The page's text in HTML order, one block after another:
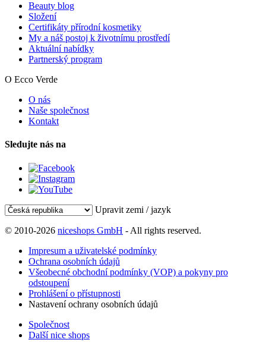
Beauty blog
Složení
Certifikáty přírodní kosmetiky
My a náš postoj k životnímu prostředí
Aktuální nabídky
Partnerský program
O Ecco Verde
O nás
Naše společnost
Kontakt
Sledujte nás na
Upravit zemi / jazyk
© 2010-2026 niceshops GmbH - All rights reserved.
Impresum a uživatelské podmínky
Ochrana osobních údajů
Všeobecné obchodní podmínky (VOP) a pokyny pro
odstoupení
Prohlášení o přístupnosti
Nastavení ochrany osobních údajů
Společnost
Další nice shops